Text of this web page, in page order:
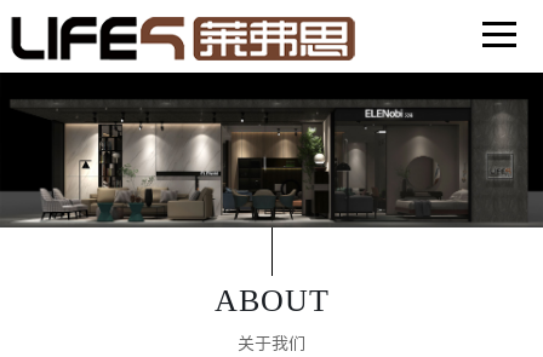
首页
ABOUT
关于我们